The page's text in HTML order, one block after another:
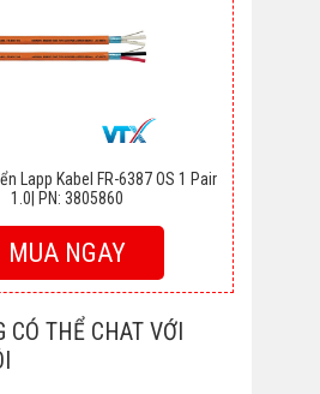
Lapp Kabel FR-6387 OS 1 Pair
1.0| PN: 3805860
MUA NGAY
CÓ THỂ CHAT VỚI